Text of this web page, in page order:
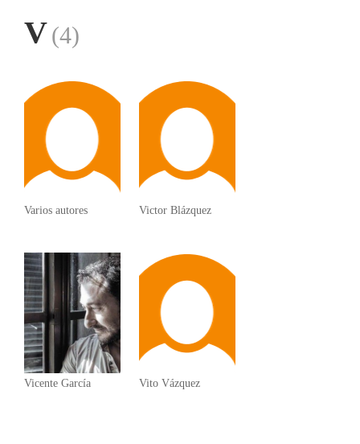
V(4)
Varios autores Victor Blázquez
Vicente García Vito Vázquez